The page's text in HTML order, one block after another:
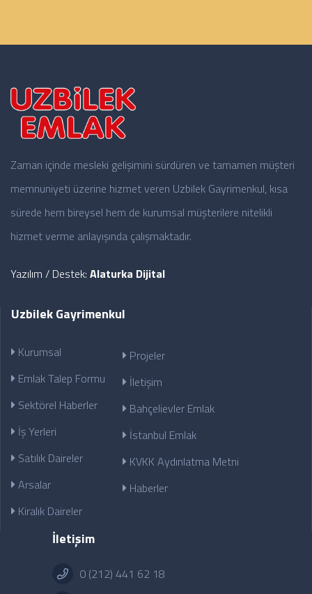
Zaman içinde mesleki gelişimini sürdüren ve tamamen müşteri
memnuniyeti üzerine hizmet veren Uzbilek Gayrimenkul, kısa
sürede hem bireysel hem de kurumsal müşterilere nitelikli
hizmet verme anlayışında çalışmaktadır.
Yazılım / Destek: Alaturka Dijital
Uzbilek Gayrimenkul
Kurumsal
Emlak Talep Formu
Sektörel Haberler
İş Yerleri
Satılık Daireler
Arsalar
Kiralık Daireler
Projeler
İletişim
Bahçelievler Emlak
İstanbul Emlak
KVKK Aydınlatma Metni
Haberler
İletişim
0 (212) 441 62 18